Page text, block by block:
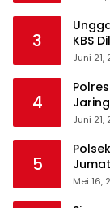
3
Juni 21,
4
Juni 21,
5
Mei 16,